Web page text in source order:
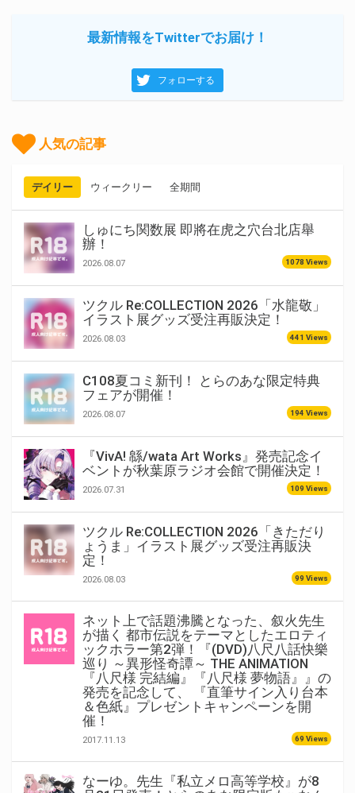
最新情報をTwitterでお届け！
フォローする
人気の記事
デイリー ウィークリー 全期間
しゅにち関数展 即將在虎之穴台北店舉
辦！
2026.08.07 1078 Views
ツクル Re:COLLECTION 2026「水龍敬」
イラスト展グッズ受注再販決定！
2026.08.03 441 Views
C108夏コミ新刊！ とらのあな限定特典
フェアが開催！
2026.08.07 194 Views
『VivA! 緜/wata Art Works』発売記念イ
ベントが秋葉原ラジオ会館で開催決定！
2026.07.31 109 Views
ツクル Re:COLLECTION 2026「きただり
ょうま」イラスト展グッズ受注再販決
定！
2026.08.03 99 Views
ネット上で話題沸騰となった、叙火先生
が描く 都市伝説をテーマとしたエロティ
ックホラー第2弾！『(DVD)八尺八話快樂
巡り ～異形怪奇譚～ THE ANIMATION
『八尺様 完結編』『八尺様 夢物語』』の
発売を記念して、 『直筆サイン入り台本
＆色紙』プレゼントキャンペーンを開
催！
2017.11.13 69 Views
なーゆ。先生『私立メロ高等学校』が8